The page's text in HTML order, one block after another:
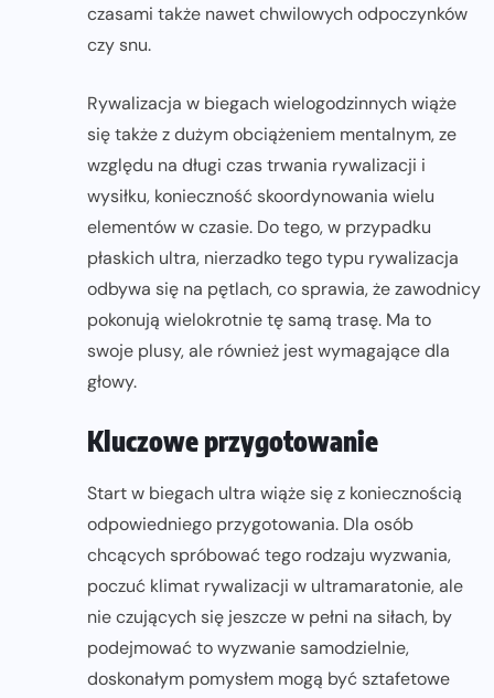
czasami także nawet chwilowych odpoczynków
czy snu.
Rywalizacja w biegach wielogodzinnych wiąże
się także z dużym obciążeniem mentalnym, ze
względu na długi czas trwania rywalizacji i
wysiłku, konieczność skoordynowania wielu
elementów w czasie. Do tego, w przypadku
płaskich ultra, nierzadko tego typu rywalizacja
odbywa się na pętlach, co sprawia, że zawodnicy
pokonują wielokrotnie tę samą trasę. Ma to
swoje plusy, ale również jest wymagające dla
głowy.
Kluczowe przygotowanie
Start w biegach ultra wiąże się z koniecznością
odpowiedniego przygotowania. Dla osób
chcących spróbować tego rodzaju wyzwania,
poczuć klimat rywalizacji w ultramaratonie, ale
nie czujących się jeszcze w pełni na siłach, by
podejmować to wyzwanie samodzielnie,
doskonałym pomysłem mogą być sztafetowe